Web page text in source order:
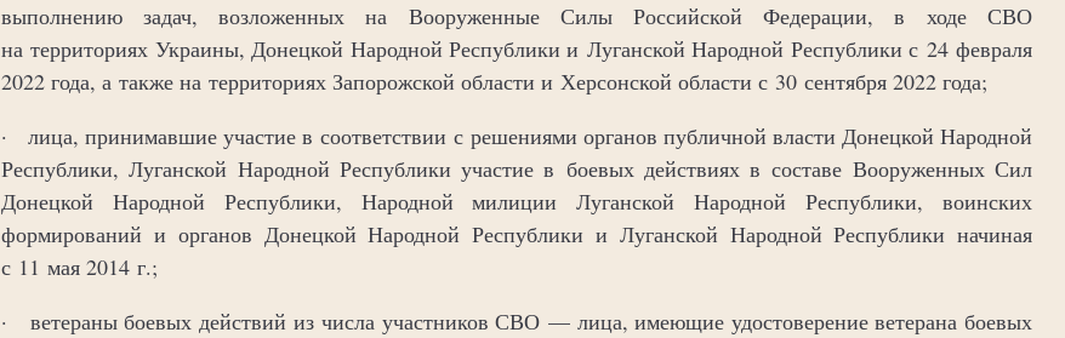
выполнению задач, возложенных на Вооруженные Силы Российской Федерации, в ходе СВО
на территориях Украины, Донецкой Народной Республики и Луганской Народной Республики с 24 февраля
2022 года, а также на территориях Запорожской области и Херсонской области с 30 сентября 2022 года;
· лица, принимавшие участие в соответствии с решениями органов публичной власти Донецкой Народной
Республики, Луганской Народной Республики участие в боевых действиях в составе Вооруженных Сил
Донецкой Народной Республики, Народной милиции Луганской Народной Республики, воинских
формирований и органов Донецкой Народной Республики и Луганской Народной Республики начиная
с 11 мая 2014 г.;
· ветераны боевых действий из числа участников СВО — лица, имеющие удостоверение ветерана боевых